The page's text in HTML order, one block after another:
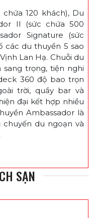
120 khách), Du
II (sức chứa 500
Signature (sức
các du thuyền 5 sao
Lan Hạ. Chuỗi du
trọng, tiện nghi
360 độ bao trọn
trời, quầy bar và
đại kết hợp nhiều
Ambassador là
du ngoạn và
SẠN